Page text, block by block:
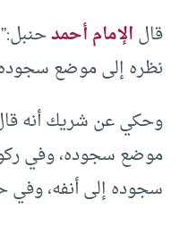
قالالإمام أحمد
نظره إلى موضع
وحكي عن شريك أنه
موضع سجوده، وفي
سجوده إلى أنفه، وفي